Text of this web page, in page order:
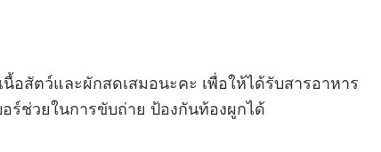
อสัตว์และผักสดเสมอนะคะ เพื่อให้ได้รับสารอาหาร
ช่วยในการขับถ่าย ป้องกันท้องผูกได้